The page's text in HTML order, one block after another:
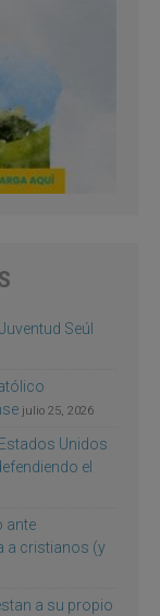
Seúl
julio 25, 2026
Unidos
el
ante
a cristianos (y
a su propio